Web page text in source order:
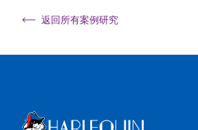
返回所有案例研究